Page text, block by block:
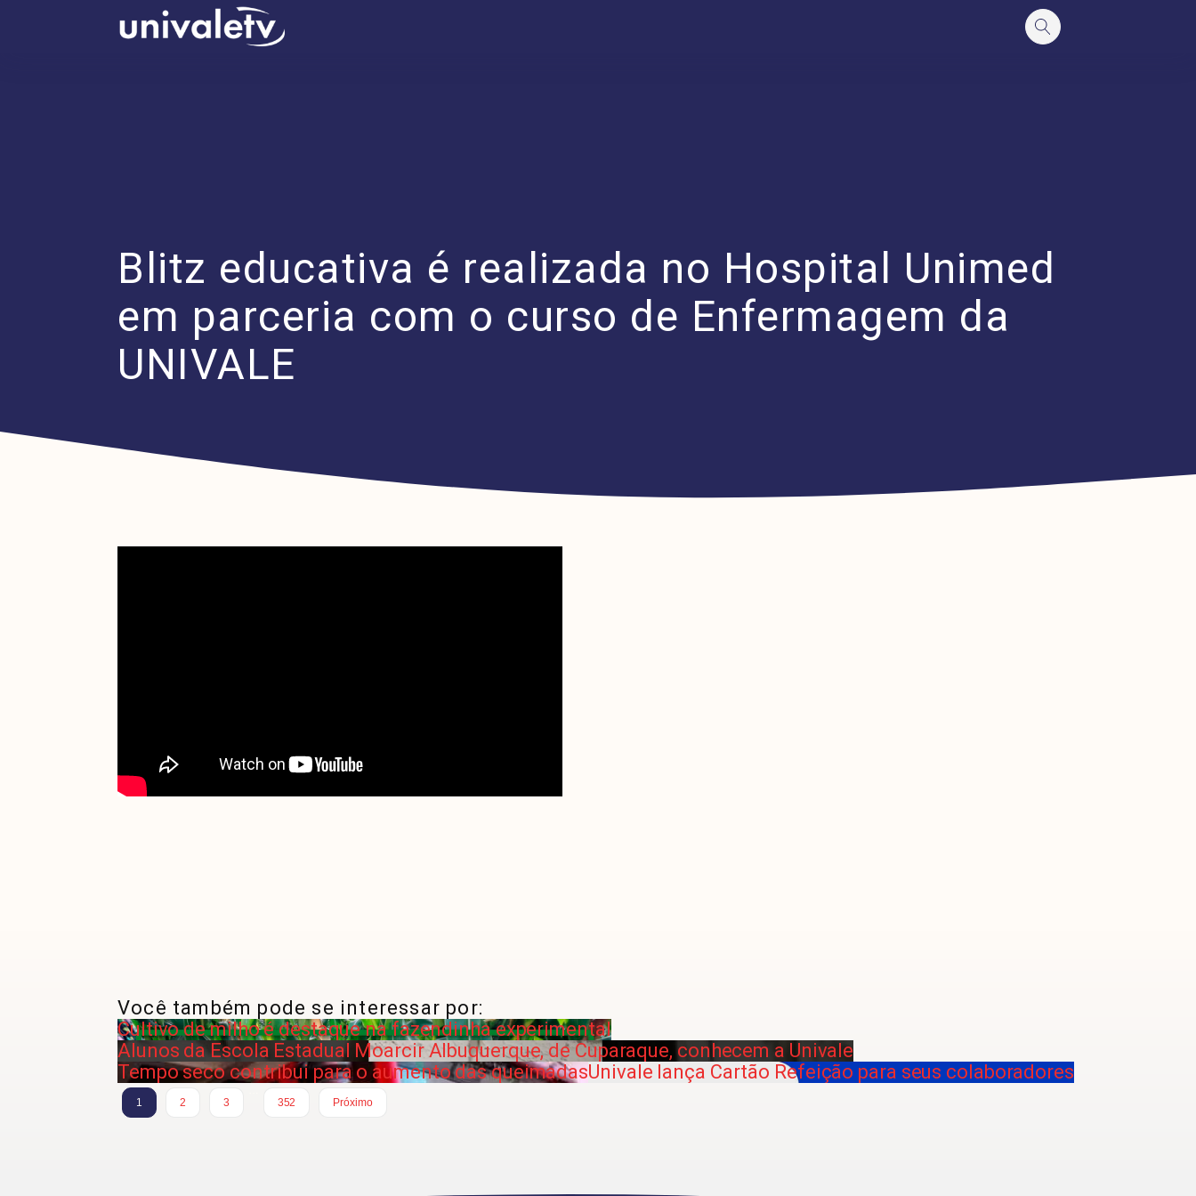
Blitz educativa é realizada no Hospital Unimed
em parceria com o curso de Enfermagem da
UNIVALE
Você também pode se interessar por:
Cultivo de milho é destaque na fazendinha experimental
Alunos da Escola Estadual Moarcir Albuquerque, de Cuparaque, conhecem a Univale
Tempo seco contribui para o aumento das queimadasUnivale lança Cartão Refeição para seus colaboradores
1 2 3
352
Próximo